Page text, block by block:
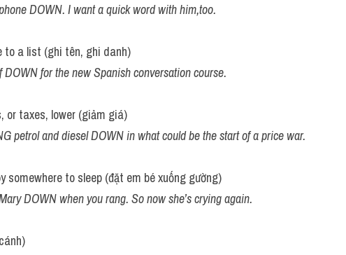
DOWN. I want a quick word with him,too.
to a list (ghi tên, ghi danh)
DOWN for the new Spanish conversation course.
or taxes, lower (giảm giá)
petrol and diesel DOWN in what could be the start of a price war.
somewhere to sleep (đặt em bé xuống gường)
DOWN when you rang. So now she’s crying again.